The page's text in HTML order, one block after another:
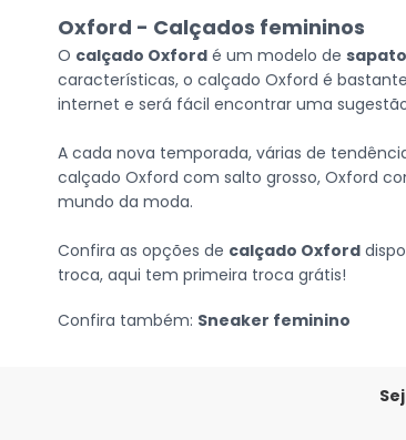
Oxford - Calçados femininos
O calçado Oxford é um modelo de
características, o calçado Oxford é
internet e será fácil encontrar uma
A cada nova temporada, várias de
calçado Oxford com salto grosso, Oxford
mundo da moda.
Confira as opções de calçado Oxford
troca, aqui tem primeira troca grátis!
Confira também: Sneaker feminino